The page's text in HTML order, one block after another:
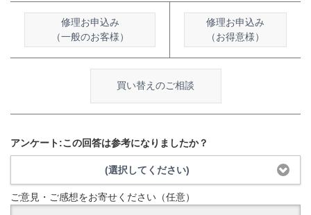
修理お申込み
（一般のお客様）
修理お申込み
（お得意様）
買い替えのご相談
アンケート:この回答は参考になりましたか？
(選択してください)
ご意見・ご感想をお寄せください（任意）